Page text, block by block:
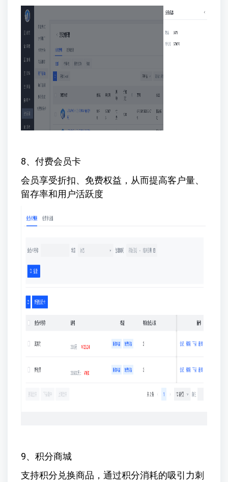
8、付费会员卡
会员享受折扣、免费权益，从而提高客户量、
留存率和用户活跃度
9、积分商城
支持积分兑换商品，通过积分消耗的吸引力刺